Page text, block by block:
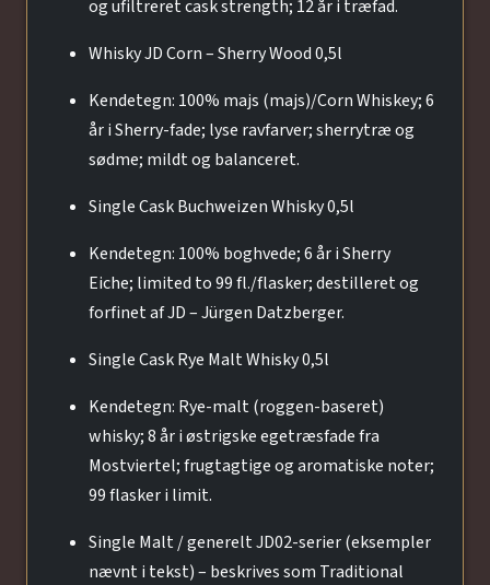
og ufiltreret cask strength; 12 år i træfad.
Whisky JD Corn – Sherry Wood 0,5l
Kendetegn: 100% majs (majs)/Corn Whiskey; 6
år i Sherry-fade; lyse ravfarver; sherrytræ og
sødme; mildt og balanceret.
Single Cask Buchweizen Whisky 0,5l
Kendetegn: 100% boghvede; 6 år i Sherry
Eiche; limited to 99 fl./flasker; destilleret og
forfinet af JD – Jürgen Datzberger.
Single Cask Rye Malt Whisky 0,5l
Kendetegn: Rye-malt (roggen-baseret)
whisky; 8 år i østrigske egetræsfade fra
Mostviertel; frugtagtige og aromatiske noter;
99 flasker i limit.
Single Malt / generelt JD02-serier (eksempler
nævnt i tekst) – beskrives som Traditional